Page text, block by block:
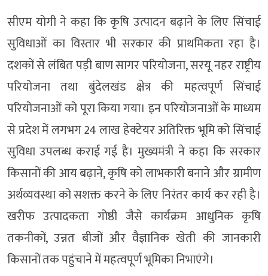
सीएम योगी ने कहा कि कृषि उत्पादन बढ़ाने के लिए सिंचाई
सुविधाओं का विस्तार भी सरकार की प्राथमिकता रहा है।
दशकों से लंबित पड़ी बाण सागर परियोजना, सरयू नहर राष्ट्रीय
परियोजना तथा बुंदेलखंड क्षेत्र की महत्वपूर्ण सिंचाई
परियोजनाओं को पूरा किया गया। इन परियोजनाओं के माध्यम
से प्रदेश में लगभग 24 लाख हेक्टेयर अतिरिक्त भूमि को सिंचाई
सुविधा उपलब्ध कराई गई है। मुख्यमंत्री ने कहा कि सरकार
किसानों की आय बढ़ाने, कृषि को लाभकारी बनाने और ग्रामीण
अर्थव्यवस्था को सशक्त करने के लिए निरंतर कार्य कर रही है।
खरीफ उत्पादकता गोष्ठी जैसे कार्यक्रम आधुनिक कृषि
तकनीकों, उन्नत बीजों और वैज्ञानिक खेती की जानकारी
किसानों तक पहुंचाने में महत्वपूर्ण भूमिका निभाएंगे।